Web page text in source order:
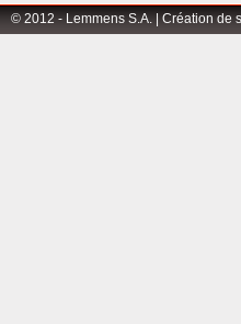
© 2012 - Lemmens S.A. | Création de